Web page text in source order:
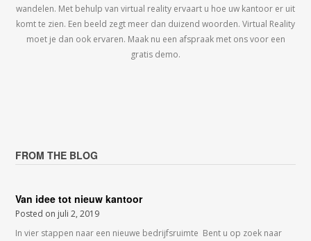
wandelen. Met behulp van virtual reality ervaart u hoe uw kantoor er uit
komt te zien. Een beeld zegt meer dan duizend woorden. Virtual Reality
moet je dan ook ervaren. Maak nu een afspraak met ons voor een
gratis demo.
FROM THE BLOG
Van idee tot nieuw kantoor
Posted on juli 2, 2019
In vier stappen naar een nieuwe bedrijfsruimte Bent u op zoek naar